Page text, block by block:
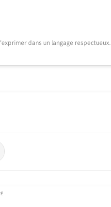
dans un langage respectueux.